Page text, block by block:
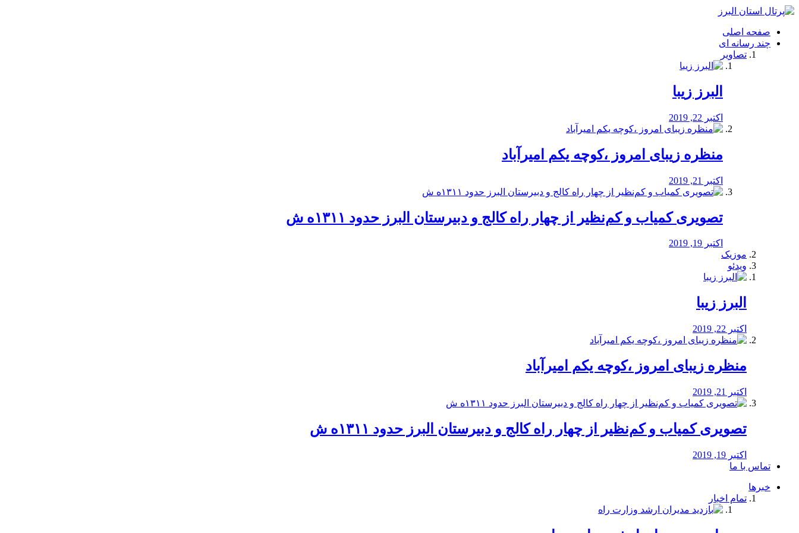
فصد
شرق
تهران
خشکشویی
صفحه اصلی
چند رسانه ای
تصاویر
البرز زیبا
اکتبر 22, 2019
منظره‌‌ زیبای امروز ،کوچه یکم امیرآباد
اکتبر 21, 2019
️تصویری کمیاب و کم‌نظیر از چهار راه كالج و دبيرستان البرز حدود ۱۳۱۱ه ش
اکتبر 19, 2019
موزیک
ویدئو
البرز زیبا
اکتبر 22, 2019
منظره‌‌ زیبای امروز ،کوچه یکم امیرآباد
اکتبر 21, 2019
️تصویری کمیاب و کم‌نظیر از چهار راه كالج و دبيرستان البرز حدود ۱۳۱۱ه ش
اکتبر 19, 2019
تماس با ما
خبرها
تمام اخبار